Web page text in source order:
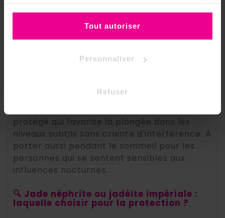
ou de les refuser.
Tout autoriser
Personnaliser
Refuser
La jade néphrite agit simultanément sur les
deux fronts : elle consolide la cohérence du
ce qui tente de le perturber depuis
particulièrement appréciée : en séance, elle
protégé qui favorise la plongée dans les
niveaux subtils sans crainte d'interférence. À
porter aussi pendant le sommeil pour les
personnes qui se sentent sensibles aux
influences nocturnes.
🔍 Jade néphrite ou jadéite impériale :
laquelle choisir pour la protection ?